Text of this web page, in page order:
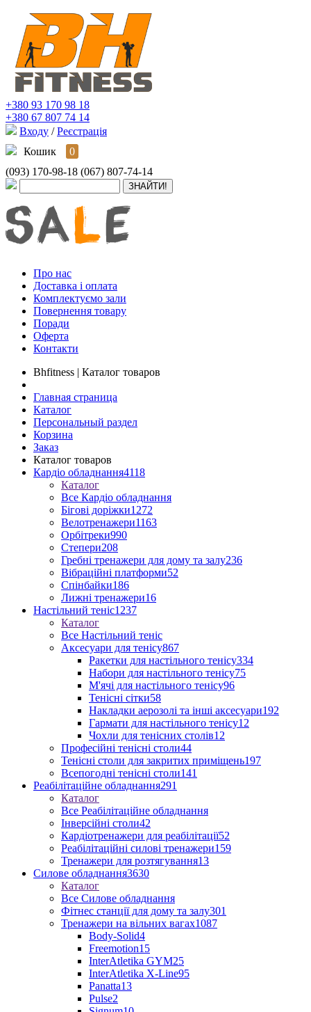
+380 93 170 98 18
+380 67 807 74 14
Входу / Реєстрація
Кошик
0
(093) 170-98-18 (067) 807-74-14
Про нас
Доставка і оплата
Комплектуємо зали
Повернення товару
Поради
Оферта
Контакти
Bhfitness | Каталог товаров
Главная страница
Каталог
Персональный раздел
Корзина
Заказ
Каталог товаров
Кардіо обладнання4118
Каталог
Все Кардіо обладнання
Бігові доріжки1272
Велотренажери1163
Орбітреки990
Степери208
Гребні тренажери для дому та залу236
Вібраційні платформи52
Спінбайки186
Лижні тренажери16
Настільний теніс1237
Каталог
Все Настільний теніс
Аксесуари для тенісу867
Ракетки для настільного тенісу334
Набори для настільного тенісу75
М'ячі для настільного тенісу96
Тенісні сітки58
Накладки аерозолі та інші аксесуари192
Гармати для настільного тенісу12
Чохли для тенісних столів12
Професійні тенісні столи44
Тенісні столи для закритих приміщень197
Всепогодні тенісні столи141
Реабілітаційне обладнання291
Каталог
Все Реабілітаційне обладнання
Інверсійні столи42
Кардіотренажери для реабілітації52
Реабілітаційні силові тренажери159
Тренажери для розтягування13
Силове обладнання3630
Каталог
Все Силове обладнання
Фітнес станції для дому та залу301
Тренажери на вільних вагах1087
Body-Solid4
Freemotion15
InterAtletika GYM25
InterAtletika X-Line95
Panatta13
Pulse2